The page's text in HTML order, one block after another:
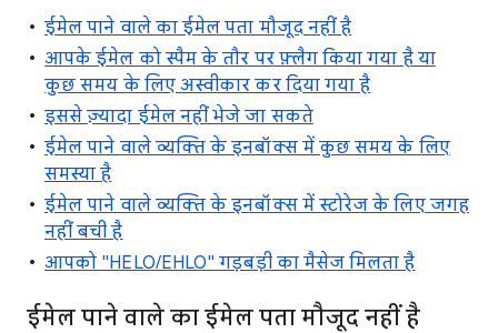
ईमेल पाने वाले का ईमेल पता मौजूद नहीं है
आपके ईमेल को स्पैम के तौर पर फ़्लैग किया गया है या
कुछ समय के लिए अस्वीकार कर दिया गया है
इससे ज़्यादा ईमेल नहीं भेजे जा सकते
ईमेल पाने वाले व्यक्ति के इनबॉक्स में कुछ समय के लिए
समस्या है
ईमेल पाने वाले व्यक्ति के इनबॉक्स में स्टोरेज के लिए जगह
नहीं बची है
आपको "HELO/EHLO" गड़बड़ी का मैसेज मिलता है
ईमेल पाने वाले का ईमेल पता मौजूद नहीं है